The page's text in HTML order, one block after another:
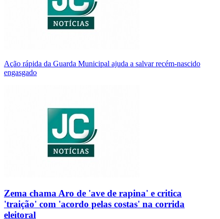
Ação rápida da Guarda Municipal ajuda a salvar recém-nascido
engasgado
Zema chama Aro de 'ave de rapina' e critica
'traição' com 'acordo pelas costas' na corrida
eleitoral